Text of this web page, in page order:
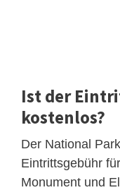
Ist der
kostenlos?
Der National
Eintrittsgebühr
Monument und